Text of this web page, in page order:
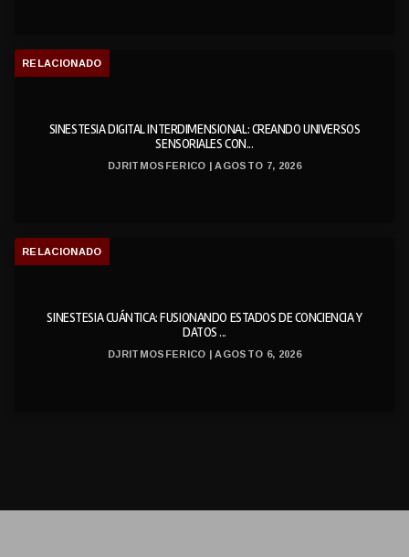
RELACIONADO
SINESTESIA DIGITAL INTERDIMENSIONAL: CREANDO UNIVERSOS
SENSORIALES CON...
DJRITMOSFERICO | AGOSTO 7, 2026
RELACIONADO
SINESTESIA CUÁNTICA: FUSIONANDO ESTADOS DE CONCIENCIA Y
DATOS ...
DJRITMOSFERICO | AGOSTO 6, 2026